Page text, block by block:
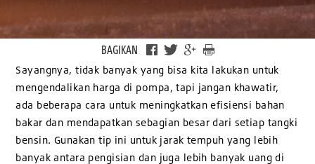
BAGIKAN
Sayangnya, tidak banyak yang bisa kita lakukan untuk
mengendalikan harga di pompa, tapi jangan khawatir,
ada beberapa cara untuk meningkatkan efisiensi bahan
bakar dan mendapatkan sebagian besar dari setiap tangki
bensin. Gunakan tip ini untuk jarak tempuh yang lebih
banyak antara pengisian dan juga lebih banyak uang di